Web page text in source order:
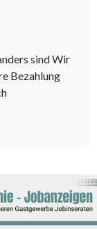
sind Wir
Bezahlung